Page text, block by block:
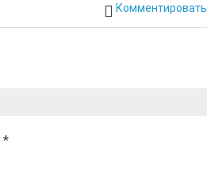
Комментировать
*